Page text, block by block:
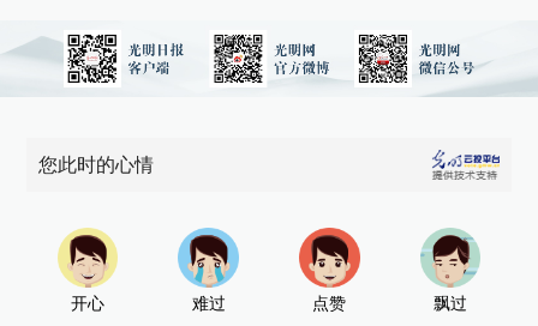
您此时的心情
开心 难过 点赞 飘过